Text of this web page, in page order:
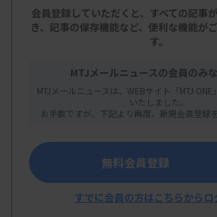
CRM-001では、酵素活性を一定条
証値を決めるが、その際には用手法
要となる。登壇した日本臨床検査標
（JCCLS）などの関係団体の代表は
る測定機器・用具、操作手技を民間
必要性を確認した。
CRM-001は1本で酵素7項目を網羅
JCCLSが試薬メーカーや医療機関の
会員登録していただくと、すべての記事
き、 記事の保存機能など、便利な機能が
す。
MTJメールニュースの会員のみ
MTJメールニュースは、WEBサイト「MTJ
いたしました。
お手数ですが、下記より再度、新規会員登録
無料会員登録
すでに会員の方はこちらからロ